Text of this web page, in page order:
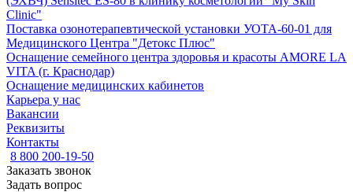
Clinic"
Поставка озонотерапевтической установки УОТА-60-01 для
Медицинского Центра "Детокс Плюс"
Оснащение семейного центра здоровья и красоты AMORE LA
VITA (г. Краснодар)
Оснащение медицинских кабинетов
Карьера у нас
Вакансии
Реквизиты
Контакты
8 800 200-19-50
Заказать звонок
Задать вопрос